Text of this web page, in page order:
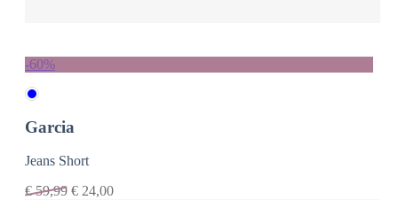
-60%
Garcia
Jeans Short
€59,99 € 24,00